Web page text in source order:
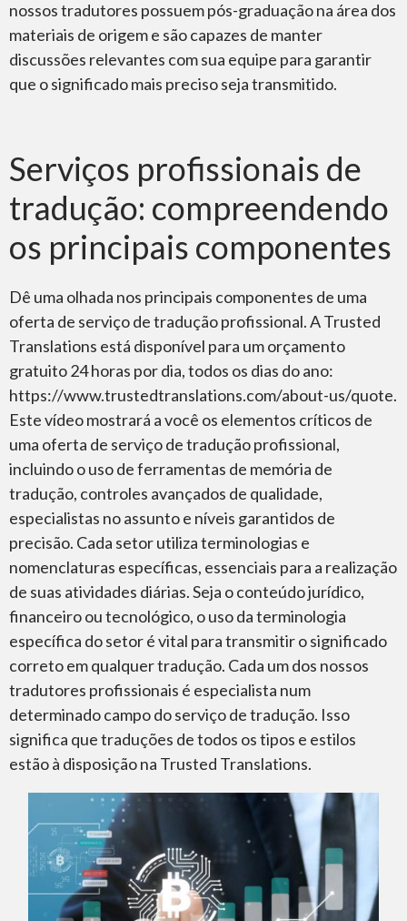
nossos tradutores possuem pós-graduação na área dos
materiais de origem e são capazes de manter
discussões relevantes com sua equipe para garantir
que o significado mais preciso seja transmitido.
Serviços profissionais de
tradução: compreendendo
os principais componentes​
Dê uma olhada nos principais componentes de uma
oferta de serviço de tradução profissional. A Trusted
Translations está disponível para um orçamento
gratuito 24 horas por dia, todos os dias do ano:
https://www.trustedtranslations.com/about-us/quote.
Este vídeo mostrará a você os elementos críticos de
uma oferta de serviço de tradução profissional,
incluindo o uso de ferramentas de memória de
tradução, controles avançados de qualidade,
especialistas no assunto e níveis garantidos de
precisão. Cada setor utiliza terminologias e
nomenclaturas específicas, essenciais para a realização
de suas atividades diárias. Seja o conteúdo jurídico,
financeiro ou tecnológico, o uso da terminologia
específica do setor é vital para transmitir o significado
correto em qualquer tradução. Cada um dos nossos
tradutores profissionais é especialista num
determinado campo do serviço de tradução. Isso
significa que traduções de todos os tipos e estilos
estão à disposição na Trusted Translations.